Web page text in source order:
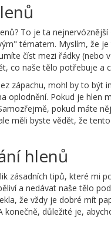
To je ta
tématem. Myslím, že
číst mezi řádky
co naše tělo potřebuje a
zápachu, mohl by to být
oplodnění. Pokud je hlen
pokud máte
měli byste vědět, že
hlenů
zásadních tipů, které mi
a nedávat naše tělo
že vždy je dobré mít
konečně, důležité je,